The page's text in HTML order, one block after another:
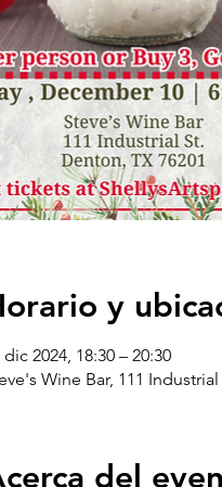
y
dic 2024, 18:30 – 20:30
Wine Bar, 111
del